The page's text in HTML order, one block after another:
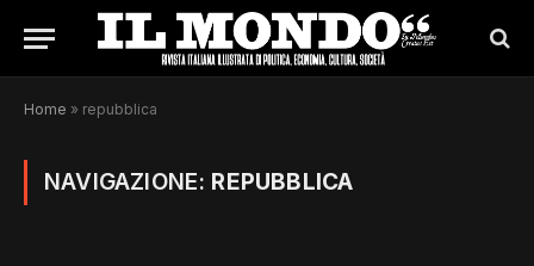
Home » repubblica
NAVIGAZIONE: REPUBBLICA